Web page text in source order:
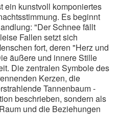
ein kunstvoll komponiertes
Es beginnt
"Der Schnee fällt
Fallen setzt sich
fort, deren "Herz und
äußere und innere Stille
Die zentralen Symbole des
Kerzen, die
Tannenbaum -
beschrieben, sondern als
und die Beziehungen